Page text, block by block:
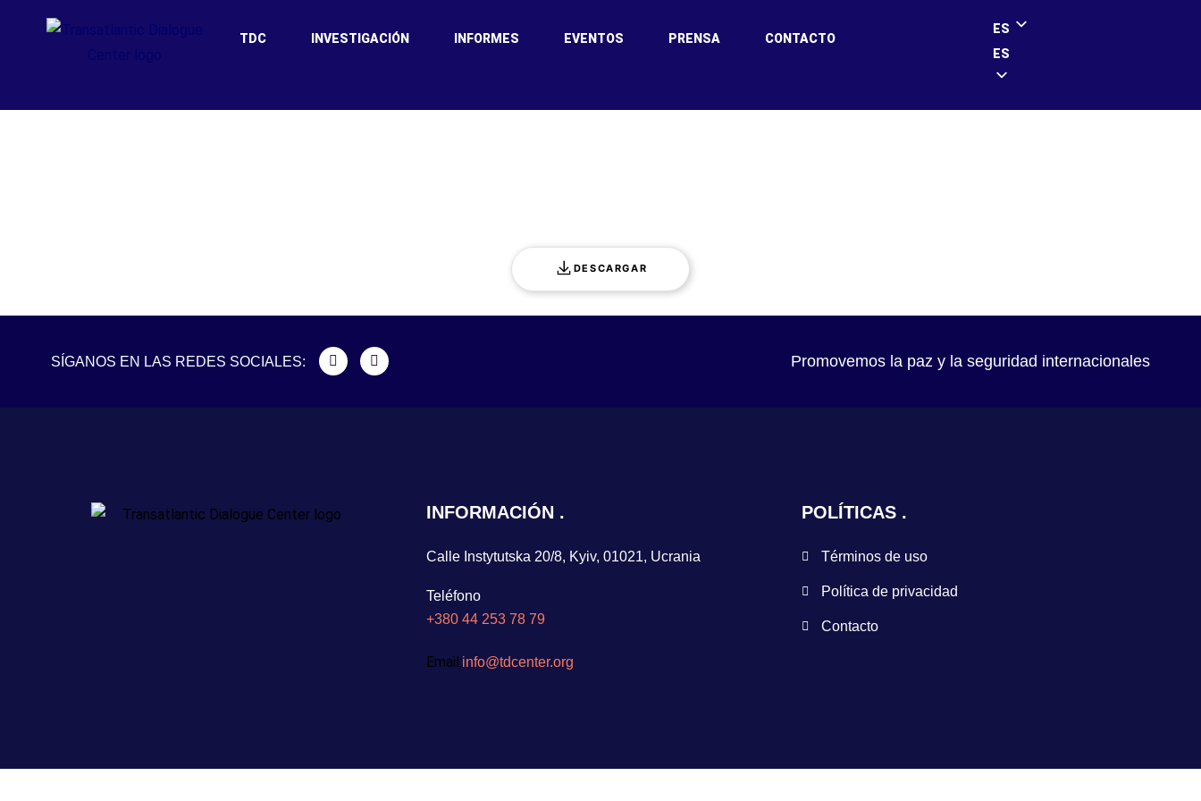
TDC INVESTIGACIÓN INFORMES EVENTOS PRENSA CONTACTO
ES
ES
DESCARGAR
SÍGANOS EN LAS REDES SOCIALES: Promovemos la paz y la seguridad internacionales
INFORMACIÓN
Calle Instytutska 20/8, Kyiv, 01021, Ucrania
Teléfono
+380 44 253 78 79
Email:info@tdcenter.org
POLÍTICAS
Términos de uso
Política de privacidad
Contacto